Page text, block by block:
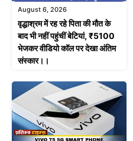
August 6, 2026
वृद्धाश्रम में रह रहे पिता की मौत के
बाद भी नहीं पहुंचीं बेटियां, ₹5100
भेजकर वीडियो कॉल पर देखा अंतिम
संस्कार।।